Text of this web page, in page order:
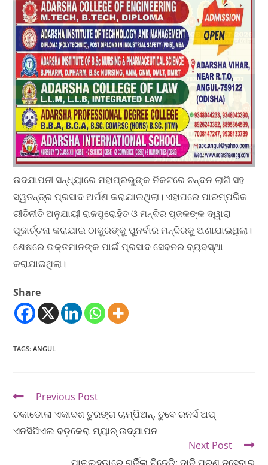
ଉଦଯାପନୀ ସନ୍ଧ୍ୟାରେ ମହାପ୍ରଭୁଙ୍କ ନିକଟରେ ଚନ୍ଦନ ଲାଗି ସହ
ସ୍ୱତନ୍ତ୍ର ପ୍ରସାଦ ଅର୍ପଣ କରାଯାଇଥିଲା। ଏହାପରେ ପାରମ୍ପରିକ
ରୀତିନୀତି ଅନୁଯାୟୀ ରାଜପୁରୋହିତ ଓ ମନ୍ଦିର ପୂଜକଙ୍କ ଦ୍ୱାରା
ପୂଜାର୍ଚ୍ଚନା କରାଯାଇ ଠାକୁରଙ୍କୁ ପୁନର୍ବାର ମନ୍ଦିରକୁ ଅଣାଯାଇଥିଲା।
ଶେଷରେ ଭକ୍ତମାନଙ୍କ ପାଇଁ ପ୍ରସାଦ ସେବନର ବ୍ୟବସ୍ଥା
କରାଯାଇଥିଲା।
Share
TAGS:ANGUL
Previous Post
ଚକାଡୋଳା ଏକାଦଶ ତୁରଙ୍ଗ ଚାମ୍ପିଅନ୍, ତୁବେ ରନର୍ସ ଅପ୍
ଏନସିପିଏଲ ବଡ଼କେରା ମ୍ୟାଚ୍ ଉଦ୍‌ଯାପନ
Next Post